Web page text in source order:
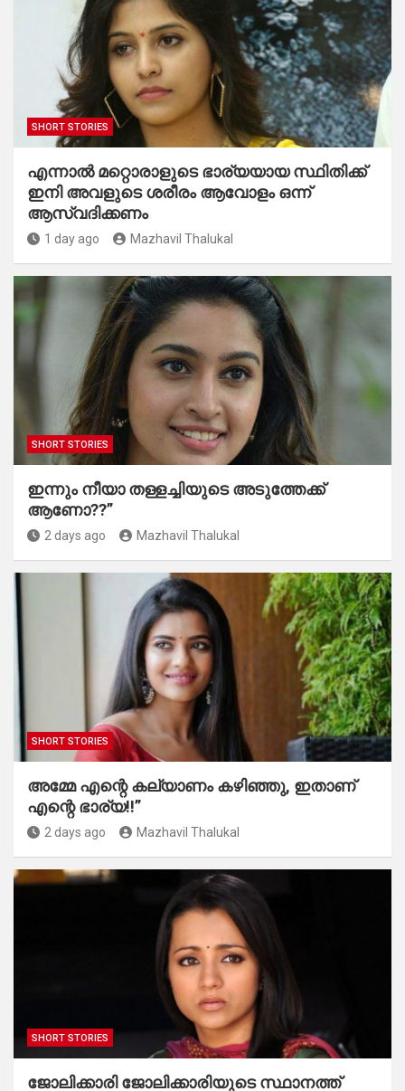
SHORT STORIES
എന്നാൽ മറ്റൊരാളുടെ ഭാര്യയായ സ്ഥിതിക്ക്
ഇനി അവളുടെ ശരീരം ആവോളം ഒന്ന്
ആസ്വദിക്കണം
1 day ago Mazhavil Thalukal
SHORT STORIES
ഇന്നും നീയാ തള്ളച്ചിയുടെ അടുത്തേക്ക്
ആണോ??”
2 days ago Mazhavil Thalukal
SHORT STORIES
അമ്മേ എന്റെ കല്യാണം കഴിഞ്ഞു, ഇതാണ്
എന്റെ ഭാര്യ!!”
2 days ago Mazhavil Thalukal
SHORT STORIES
ജോലിക്കാരി ജോലിക്കാരിയുടെ സ്ഥാനത്ത്